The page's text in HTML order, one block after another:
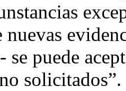
se puede
solicitados”.